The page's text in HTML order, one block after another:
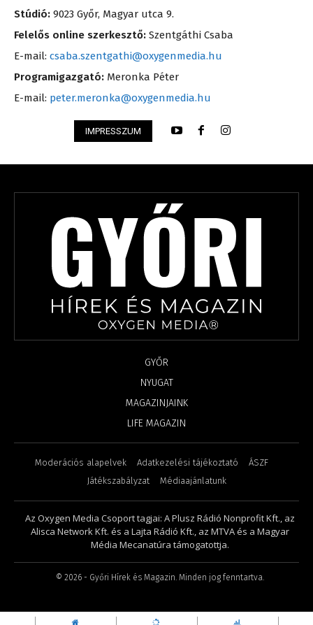
Stúdió: 9023 Győr, Magyar utca 9.
Felelős online szerkesztő: Szentgáthi Csaba
E-mail: csaba.szentgathi@oxygenmedia.hu
Programigazgató: Meronka Péter
E-mail: peter.meronka@oxygenmedia.hu
IMPRESSZUM
GYŐR
NYUGAT
MAGAZINJAINK
LIFE MAGAZIN
Moderációs alapelvek Adatkezelési tájékoztató
ÁSZF
Játékszabályzat
Médiaajánlatunk
Az Oxygen Media Csoport tagjai: A Plusz Rádió Nonprofit Kft., az
Alisca Network Kft. és a Lajta Rádió Kft., az MTVA és a Magyar
Média Mecanatúra támogatottja.
© 2026 - Győri Hírek és Magazin. Minden jog fenntartva.